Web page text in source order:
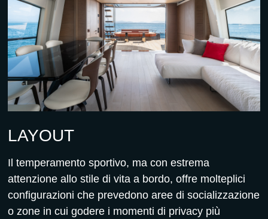
LAYOUT
Il temperamento sportivo, ma con estrema
attenzione allo stile di vita a bordo, offre molteplici
configurazioni che prevedono aree di socializzazione
o zone in cui godere i momenti di privacy più